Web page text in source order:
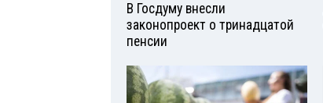
В Госдуму внесли
законопроект о тринадцатой
пенсии